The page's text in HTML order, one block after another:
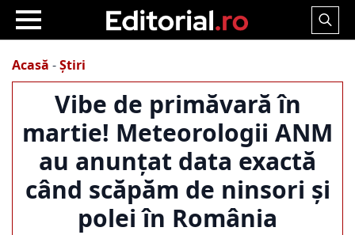
Search
Acasă -Știri
Vibe de primăvară în
martie! Meteorologii ANM
au anunțat data exactă
când scăpăm de ninsori și
polei în România